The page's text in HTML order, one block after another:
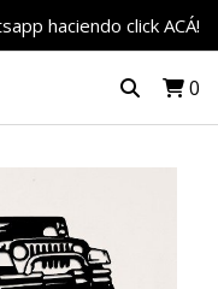
haciendo click ACÁ!
0